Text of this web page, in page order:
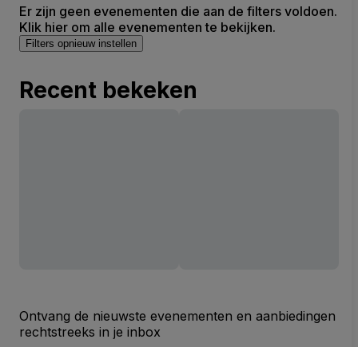
Er zijn geen evenementen die aan de filters voldoen.
Klik hier om alle evenementen te bekijken.
Filters opnieuw instellen
Recent bekeken
Ontvang de nieuwste evenementen en aanbiedingen
rechtstreeks in je inbox